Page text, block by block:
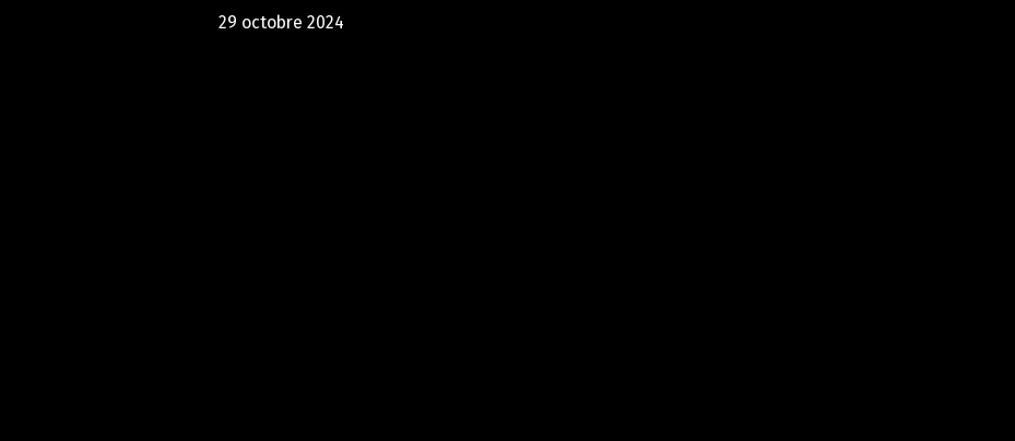
29 octobre 2024